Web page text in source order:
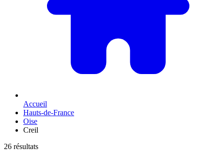
Accueil
Hauts-de-France
Oise
Creil
26 résultats